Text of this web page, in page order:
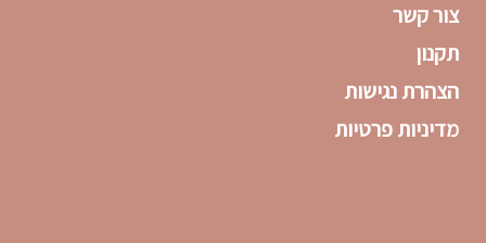
צור קשר
תקנון
הצהרת נגישות
מדיניות פרטיות